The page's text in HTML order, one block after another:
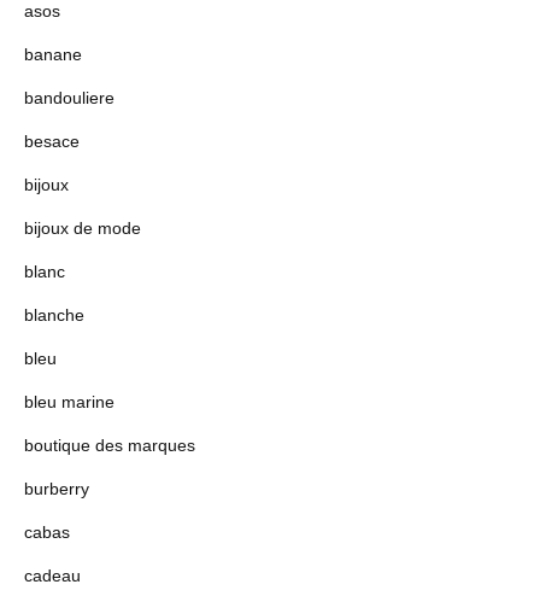
asos
banane
bandouliere
besace
bijoux
bijoux de mode
blanc
blanche
bleu
bleu marine
boutique des marques
burberry
cabas
cadeau